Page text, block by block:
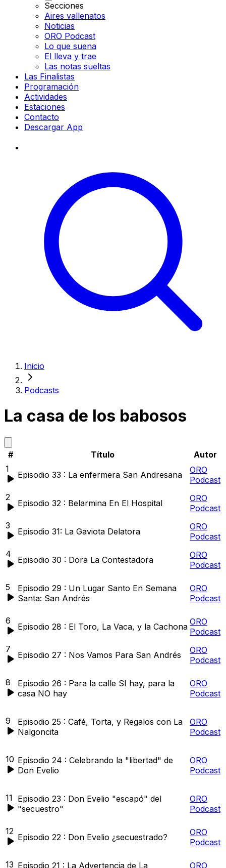
Secciones
Aires vallenatos
Noticias
ORO Podcast
Lo que suena
El lleva y trae
Las notas sueltas
Las Finalistas
Programación
Actividades
Estaciones
Contacto
Descargar App
Inicio
Podcasts
La casa de los babosos
# Título
Autor
1
Episodio 33 : La enfermera San Andresana
ORO
Podcast
2
Episodio 32 : Belarmina En El Hospital
ORO
Podcast
3
Episodio 31: La Gaviota Delatora
ORO
Podcast
4
Episodio 30 : Dora La Contestadora
ORO
Podcast
5
Episodio 29 : Un Lugar Santo En Semana
Santa: San Andrés
ORO
Podcast
6
Episodio 28 : El Toro, La Vaca, y la Cachona ORO
Podcast
7
Episodio 27 : Nos Vamos Para San Andrés
ORO
Podcast
8
Episodio 26 : Para la calle SI hay, para la
casa NO hay
ORO
Podcast
9
Episodio 25 : Café, Torta, y Regalos con La
Nalgoncita
ORO
Podcast
10 Episodio 24 : Celebrando la "libertad" de
Don Evelio
ORO
Podcast
11 Episodio 23 : Don Evelio "escapó" del
"secuestro"
ORO
Podcast
12
Episodio 22 : Don Evelio ¿secuestrado?
ORO
Podcast
13 Episodio 21 : La Advertencia de La ORO